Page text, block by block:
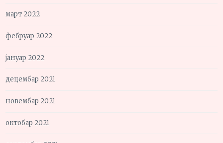
март 2022
фебруар 2022
јануар 2022
децембар 2021
новембар 2021
октобар 2021